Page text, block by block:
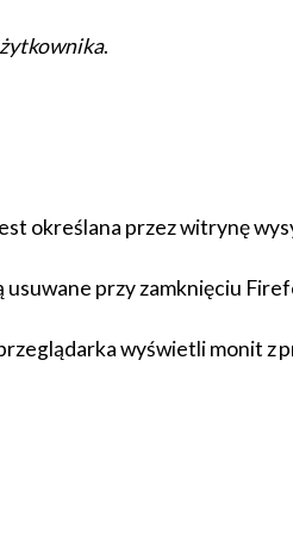
.
określana przez witrynę
przy zamknięciu
wyświetli monit z